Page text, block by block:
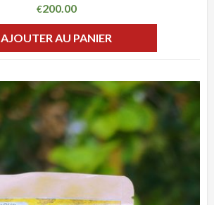
€200.00
AJOUTER AU PANIER